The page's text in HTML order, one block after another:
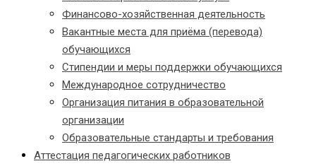
Финансово-хозяйственная деятельность
Вакантные места для приёма (перевода)
обучающихся
Стипендии и меры поддержки обучающихся
Международное сотрудничество
Организация питания в образовательной
организации
Образовательные стандарты и требования
Аттестация педагогических работников